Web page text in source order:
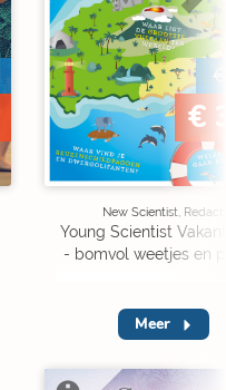
€
New Scientist,
Young Scientist
- bomvol weetjes en
Meer